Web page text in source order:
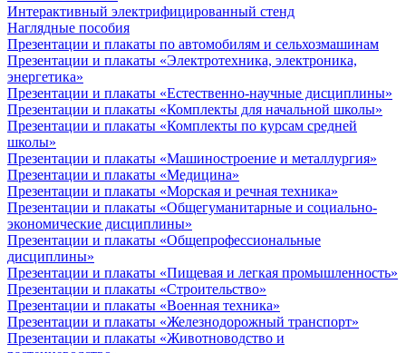
Интерактивный электрифицированный стенд
Наглядные пособия
Презентации и плакаты по автомобилям и сельхозмашинам
Презентации и плакаты «Электротехника, электроника,
энергетика»
Презентации и плакаты «Естественно-научные дисциплины»
Презентации и плакаты «Комплекты для начальной школы»
Презентации и плакаты «Комплекты по курсам средней
школы»
Презентации и плакаты «Машиностроение и металлургия»
Презентации и плакаты «Медицина»
Презентации и плакаты «Морская и речная техника»
Презентации и плакаты «Общегуманитарные и социально-
экономические дисциплины»
Презентации и плакаты «Общепрофессиональные
дисциплины»
Презентации и плакаты «Пищевая и легкая промышленность»
Презентации и плакаты «Строительство»
Презентации и плакаты «Военная техника»
Презентации и плакаты «Железнодорожный транспорт»
Презентации и плакаты «Животноводство и